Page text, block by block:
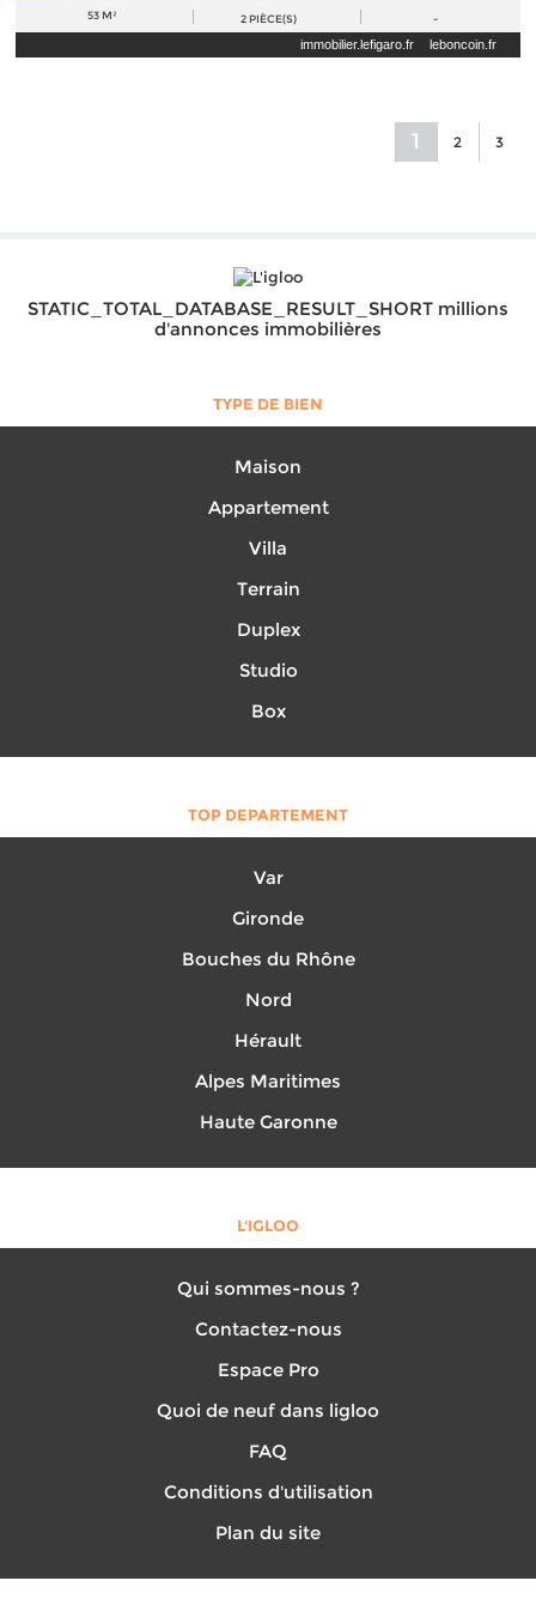
53 M² 2 PIÈCE(S) -
immobilier.lefigaro.fr leboncoin.fr
1 2 3
STATIC_TOTAL_DATABASE_RESULT_SHORT millions
d'annonces immobilières
TYPE DE BIEN
Maison
Appartement
Villa
Terrain
Duplex
Studio
Box
TOP DEPARTEMENT
Var
Gironde
Bouches du Rhône
Nord
Hérault
Alpes Maritimes
Haute Garonne
L'IGLOO
Qui sommes-nous ?
Contactez-nous
Espace Pro
Quoi de neuf dans ligloo
FAQ
Conditions d'utilisation
Plan du site